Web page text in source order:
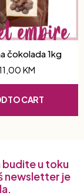
čokolada 1kg
KM
TO CART
budite u toku
newsletter je